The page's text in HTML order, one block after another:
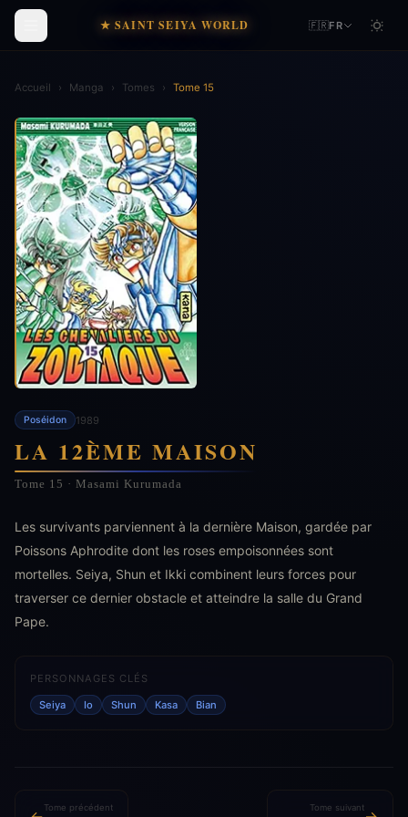
★ SAINT SEIYA WORLD 🇫🇷FR
Accueil › Manga › Tomes › Tome 15
Poséidon 1989
LA 12ÈME MAISON
Tome 15 · Masami Kurumada
Les survivants parviennent à la dernière Maison, gardée par
Poissons Aphrodite dont les roses empoisonnées sont
mortelles. Seiya, Shun et Ikki combinent leurs forces pour
traverser ce dernier obstacle et atteindre la salle du Grand
Pape.
PERSONNAGES CLÉS
Seiya Io Shun Kasa Bian
Tome précédent Tome suivant